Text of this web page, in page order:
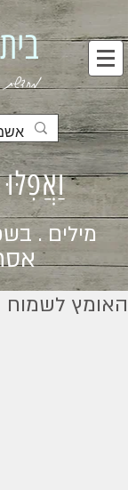
בית מדרש אשה
מחדשת . החסר . המלא . שבי
מילים .
האומץ לשמוח